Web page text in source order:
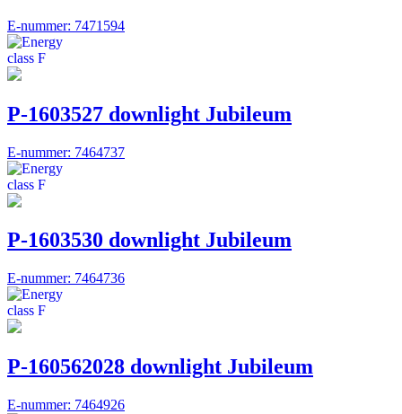
E-nummer: 7471594
P-1603527 downlight Jubileum
E-nummer: 7464737
P-1603530 downlight Jubileum
E-nummer: 7464736
P-160562028 downlight Jubileum
E-nummer: 7464926